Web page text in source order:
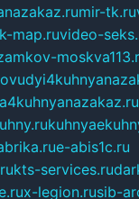
mir-tk.ru
map.ruvideo-
e-abis1c.ru
kts-services.ru
x-legion.rusib-